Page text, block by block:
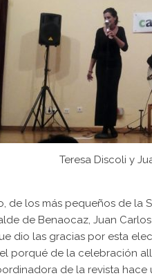
Teresa Discoli y
de los más pequeños de la
de Benaocaz, Juan
dio las gracias por esta
porqué de la celebración
de la revista hace